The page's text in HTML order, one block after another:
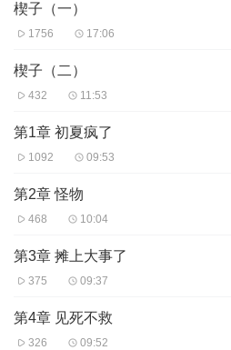
听，可下载重复收听。
2、版权归原作者所有，严禁翻录成任
3、如在充值／购买环节遇到问题，您
4、在购买过程中，如果您有任何问
服：
第一步：您可在喜马拉雅APP【账号-
第二步：如果您无法联系上APP内
服；
第三步：如果在线客服都未取得联
楔子（一）
1756 17:06
楔子（二）
432 11:53
第1章 初夏疯了
1092 09:53
第2章 怪物
468 10:04
第3章 摊上大事了
375 09:37
第4章 见死不救
326 09:52